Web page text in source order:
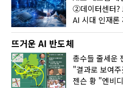
②데이터센터?
뜨거운 AI 반도체
젠슨 황 "엔비